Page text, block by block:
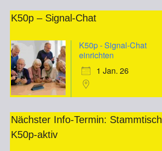
K50p – Signal-Chat
K50p - Signal-Chat
einrichten
1 Jan. 26
Nächster Info-Termin: Stammtisch
K50p-aktiv